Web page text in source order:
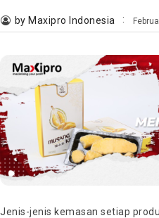
by Maxipro Indonesia
Jenis-jenis kemasan setiap